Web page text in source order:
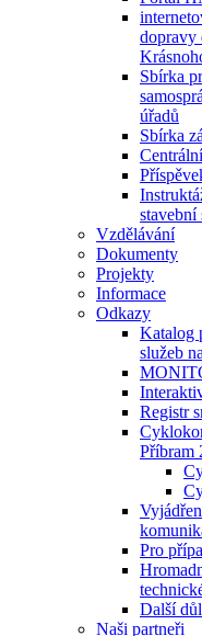
dopravy
Sbírka
úřadů
Sbírka
stavební
Vzdělávání
Dokumenty
Projekty
Informace
Odkazy
Katalog
služeb
Registr
Příbram
Pro
Další
Naši partneři